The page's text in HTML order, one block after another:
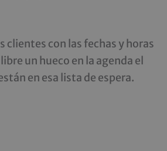
clientes con las fechas y horas
un hueco en la agenda el
en esa lista de espera.